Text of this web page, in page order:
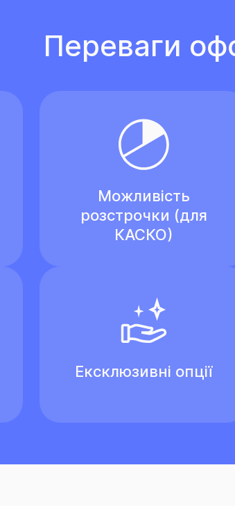
Переваги
Можливість
розстрочки (для
КАСКО)
Ексклюзивні опції